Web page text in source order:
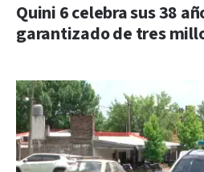
Quini 6 celebra sus 38
garantizado de tres